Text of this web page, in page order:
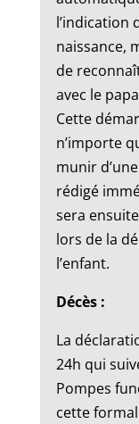
l’indication
naissance,
de
avec le
Cette
n’importe
munir
rédigé
sera
lors de la
l’enfant.
Décès :
La
24h qui
Pompes
cette